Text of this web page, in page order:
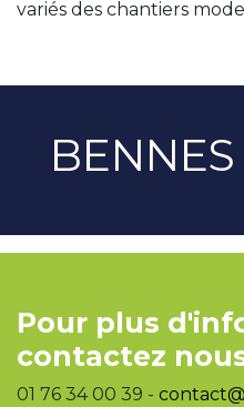
variés des chantiers
Pour plus
contactez
01 76 34 00 39 -